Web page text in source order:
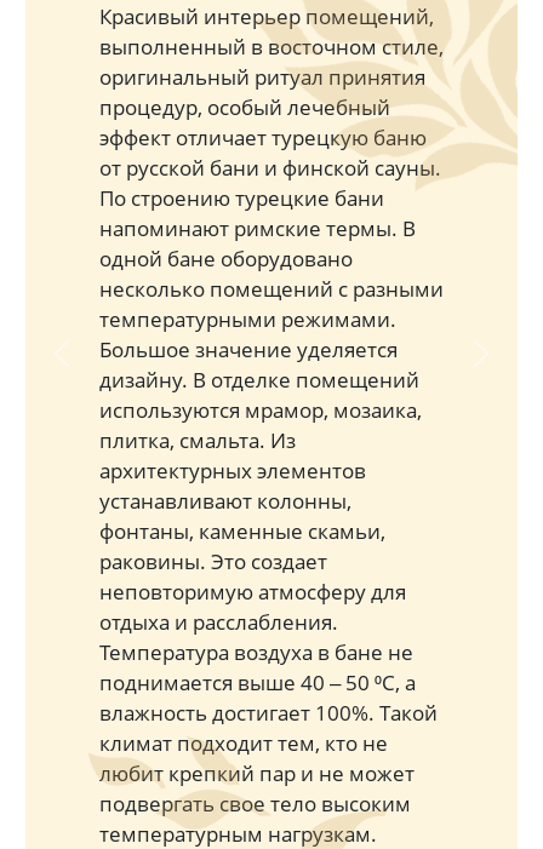
Красивый интерьер помещений,
выполненный в восточном стиле,
оригинальный ритуал принятия
процедур, особый лечебный
эффект отличает турецкую баню
от русской бани и финской сауны.
По строению турецкие бани
напоминают римские термы. В
одной бане оборудовано
несколько помещений с разными
температурными режимами.
Большое значение уделяется
дизайну. В отделке помещений
используются мрамор, мозаика,
плитка, смальта. Из
архитектурных элементов
устанавливают колонны,
фонтаны, каменные скамьи,
раковины. Это создает
неповторимую атмосферу для
отдыха и расслабления.
Температура воздуха в бане не
поднимается выше 40 ‒ 50 ⁰С, а
влажность достигает 100%. Такой
климат подходит тем, кто не
любит крепкий пар и не может
подвергать свое тело высоким
температурным нагрузкам.
Previous